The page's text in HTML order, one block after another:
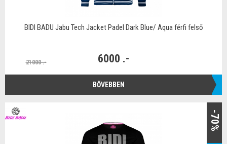
BIDI BADU Jabu Tech Jacket Padel Dark Blue/ Aqua férfi felső
21000 .- 6000 .-
BŐVEBBEN
-70%